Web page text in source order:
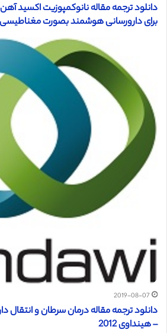
دانلود ترجمه مقاله نانوکمپوزیت اکسید
برای دارورسانی هوشمند بصورت مغناطیسی –
2019-08-07
دانلود ترجمه مقاله درمان سرطان و انتقال
– هینداوی 2012